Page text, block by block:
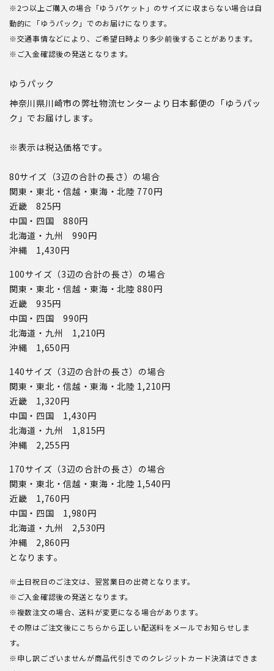
※2つ以上ご購入の場合「ゆうパケット」のサイズに収まらない場合は自
動的に「ゆうパック」でのお届けになります。
※交通事情などにより、ご希望日時より多少前後することがあります。
※ご入金確認後の発送となります。
ゆうパック
神奈川県川崎市の弊社物流センターより日本郵便の「ゆうパッ
ク」でお届けします。
※表示は税込価格です。
80サイズ（3辺の合計の長さ）の場合
関東・東北・信越・東海・北陸 770円
近畿 825円
中国・四国 880円
北海道・九州 990円
沖縄 1,430円
100サイズ（3辺の合計の長さ）の場合
関東・東北・信越・東海・北陸 880円
近畿 935円
中国・四国 990円
北海道・九州 1,210円
沖縄 1,650円
140サイズ（3辺の合計の長さ）の場合
関東・東北・信越・東海・北陸 1,210円
近畿 1,320円
中国・四国 1,430円
北海道・九州 1,815円
沖縄 2,255円
170サイズ（3辺の合計の長さ）の場合
関東・東北・信越・東海・北陸 1,540円
近畿 1,760円
中国・四国 1,980円
北海道・九州 2,530円
沖縄 2,860円
となります。
※土日祝日のご注文は、翌営業日の出荷となります。
※ご入金確認後の発送となります。
※複数注文の場合、送料が変更になる場合があります。
その際はご注文後にこちらから正しい配送料をメールでお知らせしま
す。
※申し訳ございませんが商品代引きでのクレジットカード決済はできま